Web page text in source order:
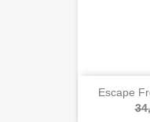
Escape